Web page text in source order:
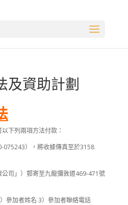
及資助計劃
下列兩項方法付款：
075243），將收據傳真至於3158
公司」）郵寄至九龍彌敦道469-471號
參加者姓名 3）參加者聯絡電話